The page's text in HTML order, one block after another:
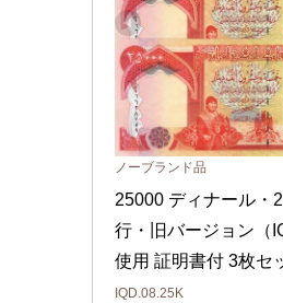
ノーブランド品
25000 ディナール・
行・旧バージョン（
使用 証明書付 3枚セ
IQD.08.25K